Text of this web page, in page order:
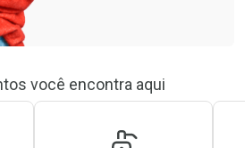
você encontra aqui